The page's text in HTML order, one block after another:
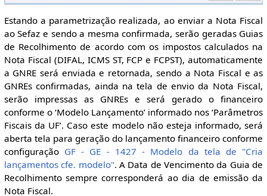
Estando a parametrização realizada, ao enviar a Nota Fiscal
ao Sefaz e sendo a mesma confirmada, serão geradas Guias
de Recolhimento de acordo com os impostos calculados na
Nota Fiscal (DIFAL, ICMS ST, FCP e FCPST), automaticamente
a GNRE será enviada e retornada, sendo a Nota Fiscal e as
GNREs confirmadas, ainda na tela de envio da Nota Fiscal,
serão impressas as GNREs e será gerado o financeiro
conforme o ‘Modelo Lançamento’ informado nos ‘Parâmetros
Fiscais da UF’. Caso este modelo não esteja informado, será
aberta tela para geração do lançamento financeiro conforme
configuração GF - GE - 1427 - Modelo da tela de "Cria
lançamentos cfe. modelo". A Data de Vencimento da Guia de
Recolhimento sempre corresponderá ao dia de emissão da
Nota Fiscal.